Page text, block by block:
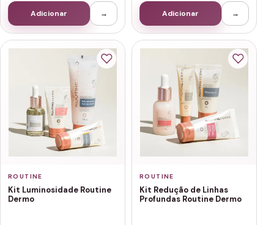
Adicionar → Adicionar →
ROUTINE
Kit Luminosidade Routine
Dermo
ROUTINE
Kit Redução de Linhas
Profundas Routine Dermo